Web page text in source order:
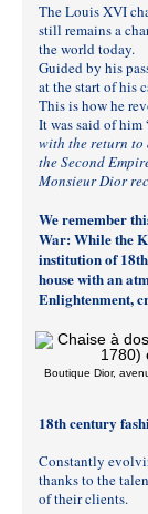
The Louis XVI
still remains a
the world today.
Guided by his
at the start of his
This is how he
It was said of him
with the return to
the Second
Monsieur Dior
We remember
War: While the
institution of
house with an
Enlightenment,
Boutique Dior,
18th century
Constantly
thanks to the
of their clients.